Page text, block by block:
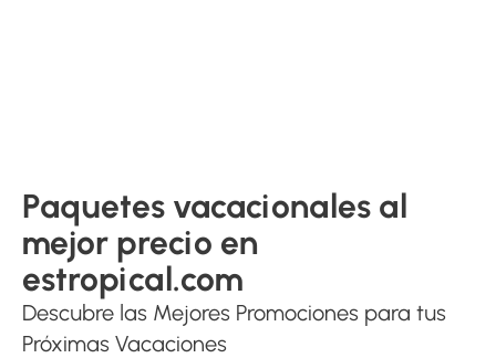
Paquetes vacacionales al
mejor precio en
estropical.com
Descubre las Mejores Promociones para tus
Próximas Vacaciones